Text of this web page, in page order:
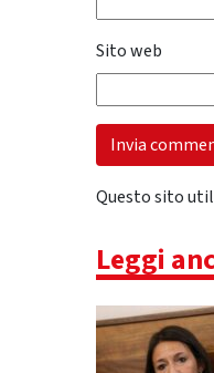
Sito web
Questo sito
Leggi